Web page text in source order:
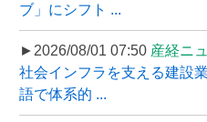
ブ」にシフト ...
►2026/08/01 07:50 産経ニ
社会インフラを支える建設
語で体系的 ...